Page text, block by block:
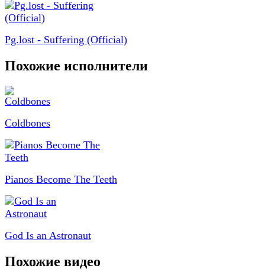
Pg.lost - Suffering (Official)
Похожие исполнители
Coldbones
Pianos Become The Teeth
God Is an Astronaut
Похожие видео